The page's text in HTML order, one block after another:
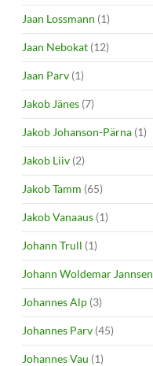
Jaan Lossmann (1)
Jaan Nebokat (12)
Jaan Parv (1)
Jakob Jänes (7)
Jakob Johanson-Pärna (1)
Jakob Liiv (2)
Jakob Tamm (65)
Jakob Vanaaus (1)
Johann Trull (1)
Johann Woldemar Jannsen
Johannes Alp (3)
Johannes Parv (45)
Johannes Vau (1)